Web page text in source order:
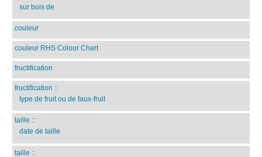
sur bois de
couleur
couleur RHS Colour Chart
fructification
fructification ::
type de fruit ou de faux-fruit
taille ::
date de taille
taille ::